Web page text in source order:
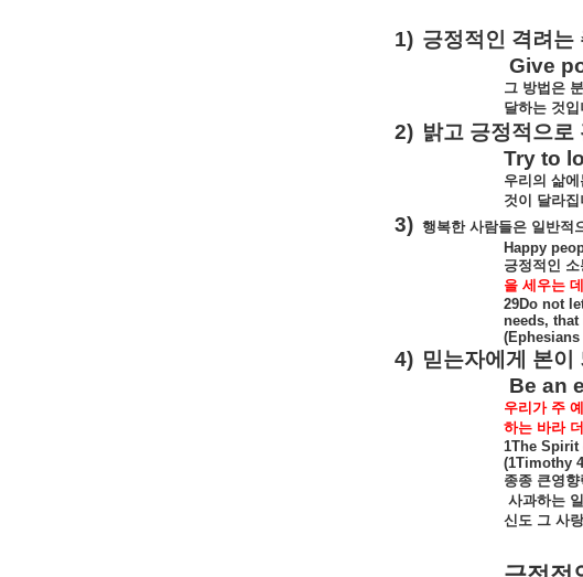
1) 긍정적인 격려는
Give
그 방법은
달하는 것
2) 밝고 긍정적으로
Try to
우리의 삶에
것이
달라
3) 행복한 사람들은 일반적
Happy
긍정적인
을 세우는 데
29Do not
needs,
(Ephesians
4) 믿는자에게 본이
Be an
우리가 주
하는 바라
1The
(1Timothy
종종 큰영
사과하는 일
신도 그 사